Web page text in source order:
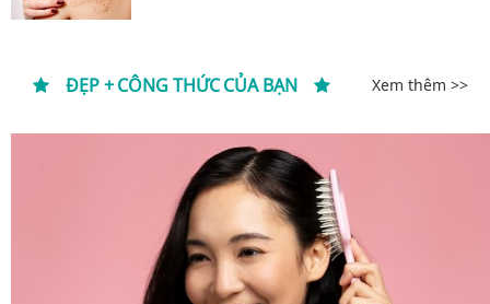
ĐẸP + CÔNG THỨC CỦA BẠN Xem thêm >>